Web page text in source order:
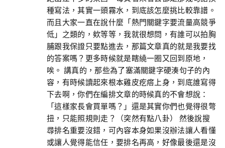
種寫法，其實一頭霧水，到底該怎麼挑比較靠譜。
而且大家一直在說什麼「熱門關鍵字要流量高競爭
低」之類的，欸等等，我就很想問，有誰可以拍胸
脯跟我保證只要點進去，那篇文章真的就是我要找
的答案嗎？更多時候就是瞎繞一圈又回到原地，
唉。 講真的，那些為了塞滿關鍵字硬湊句子的內
容，有時候讀起來根本雞皮疙瘩上身，到底誰寫得
下去啊，你們在編排文章的時候真的不會想說：
「這樣家長會買單嗎？」還是其實你們也覺得很彆
扭，只能照規則走？（突然有點八卦） 然後說搜
尋排名重要沒錯，可內容本身如果沒辦法讓人看懂
或讓人覺得能信任，要排名再高，好像最後還是沒